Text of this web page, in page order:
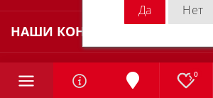
0
НАШИ КОНТАКТЫ